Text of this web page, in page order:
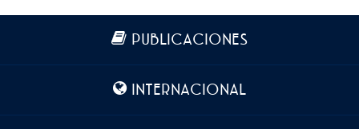
Más información
PUBLICACIONES
INTERNACIONAL